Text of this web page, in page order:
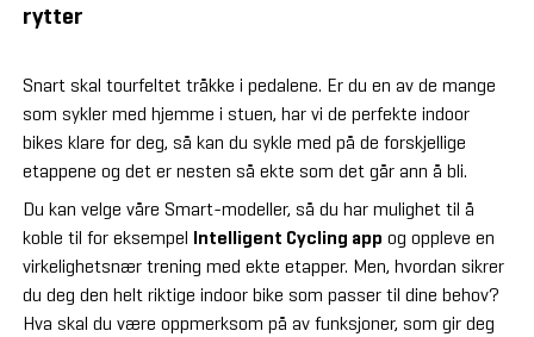
rytter
Snart skal tourfeltet tråkke i pedalene. Er du en av de mange
som sykler med hjemme i stuen, har vi de perfekte indoor
bikes klare for deg, så kan du sykle med på de forskjellige
etappene og det er nesten så ekte som det går ann å bli.
Du kan velge våre Smart-modeller, så du har mulighet til å
koble til for eksempel Intelligent Cycling app og oppleve en
virkelighetsnær trening med ekte etapper. Men, hvordan sikrer
du deg den helt riktige indoor bike som passer til dine behov?
Hva skal du være oppmerksom på av funksjoner, som gir deg